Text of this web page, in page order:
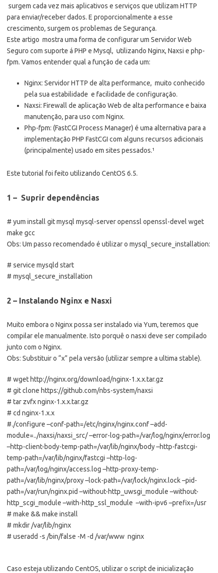
surgem cada vez mais aplicativos e serviços que utilizam HTTP
para enviar/receber dados. E proporcionalmente a esse
crescimento, surgem os problemas de Segurança.
Este artigo mostra uma forma de configurar um Servidor Web
Seguro com suporte á PHP e Mysql, utilizando Nginx, Naxsi e php-
fpm. Vamos entender qual a função de cada um:
Nginx: Servidor HTTP de alta performance, muito conhecido
pela sua estabilidade e facilidade de configuração.
Naxsi: Firewall de aplicação Web de alta performance e baixa
manutenção, para uso com Nginx.
Php-fpm: (FastCGI Process Manager) é uma alternativa para a
implementação PHP FastCGI com alguns recursos adicionais
(principalmente) usado em sites pessados.¹
Este tutorial foi feito utilizando CentOS 6.5.
1 – Suprir dependências
# yum install git mysql mysql-server openssl openssl-devel wget
make gcc
Obs: Um passo recomendado é utilizar o mysql_secure_installation:
# service mysqld start
# mysql_secure_installation
2 – Instalando Nginx e Nasxi
Muito embora o Nginx possa ser instalado via Yum, teremos que
compilar ele manualmente. Isto porquê o nasxi deve ser compilado
junto com o Nginx.
Obs: Substituir o “x” pela versão (utilizar sempre a ultima stable).
# wget http://nginx.org/download/nginx-1.x.x.tar.gz
# git clone https://github.com/nbs-system/naxsi
# tar zvfx nginx-1.x.x.tar.gz
# cd nginx-1.x.x
#./configure –conf-path=/etc/nginx/nginx.conf –add-
module=../naxsi/naxsi_src/ –error-log-path=/var/log/nginx/error.log
–http-client-body-temp-path=/var/lib/nginx/body –http-fastcgi-
temp-path=/var/lib/nginx/fastcgi –http-log-
path=/var/log/nginx/access.log –http-proxy-temp-
path=/var/lib/nginx/proxy –lock-path=/var/lock/nginx.lock –pid-
path=/var/run/nginx.pid –without-http_uwsgi_module –without-
http_scgi_module –with-http_ssl_module –with-ipv6 –prefix=/usr
# make && make install
# mkdir /var/lib/nginx
# useradd -s /bin/false -M -d /var/www nginx
Caso esteja utilizando CentOS, utilizar o script de inicialização